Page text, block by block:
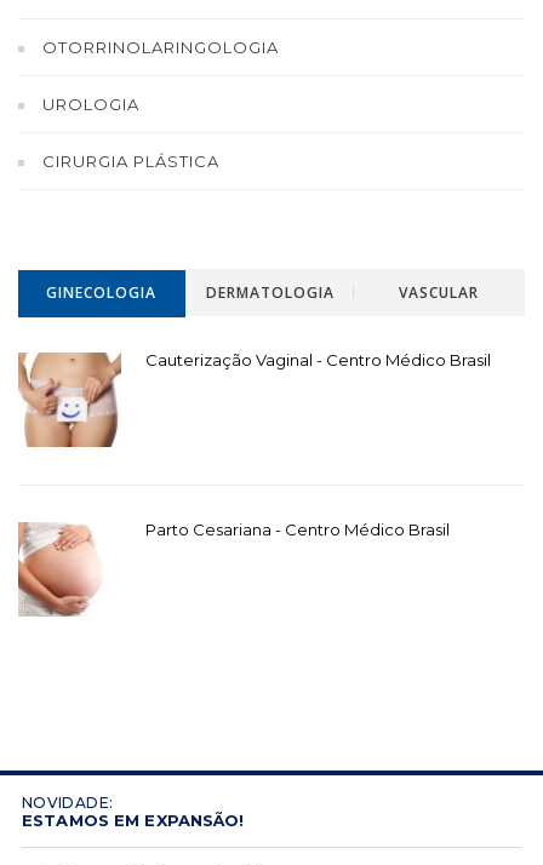
OTORRINOLARINGOLOGIA
UROLOGIA
CIRURGIA PLÁSTICA
GINECOLOGIA DERMATOLOGIA VASCULAR
Cauterização Vaginal - Centro Médico Brasil
Parto Cesariana - Centro Médico Brasil
NOVIDADE:
ESTAMOS EM EXPANSÃO!